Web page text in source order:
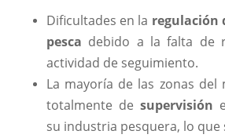
Dificultades en la regulación
pesca debido a la falta de
actividad de seguimiento.
La mayoría de las zonas del
totalmente de supervisión
su industria pesquera, lo que